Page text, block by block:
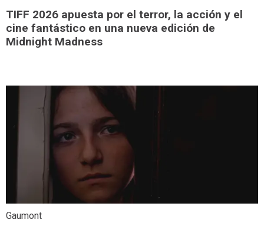
TIFF 2026 apuesta por el terror, la acción y el
cine fantástico en una nueva edición de
Midnight Madness
Gaumont